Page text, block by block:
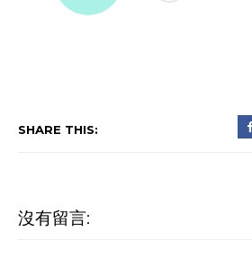
SHARE THIS:
沒有留言: